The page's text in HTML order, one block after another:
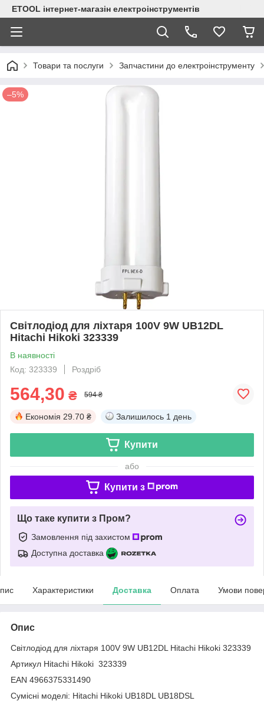
ETOOL інтернет-магазін електроінструментів
Товари та послуги Запчастини до електроінструменту
–5%
Світлодіод для ліхтаря 100V 9W UB12DL
Hitachi Hikoki 323339
В наявності
Код: 323339
Роздріб
564,30 ₴ 594 ₴
Економія 29.70 ₴ Залишилось 1 день
Купити
або
Купити з
Що таке купити з Пром?
Замовлення під захистом
Доступна доставка
Характеристики Доставка Оплата Умови
Опис
Світлодіод для ліхтаря 100V 9W UB12DL Hitachi Hikoki 323339
Артикул Hitachi Hikoki 323339
EAN 4966375331490
Сумісні моделі: Hitachi Hikoki UB18DL UB18DSL